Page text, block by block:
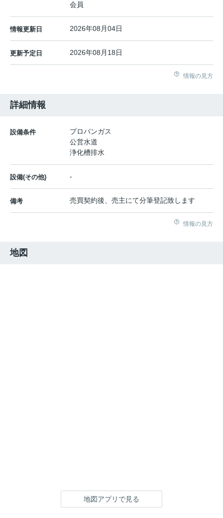
会員
情報更新日 2026年08月04日
更新予定日 2026年08月18日
情報の見方
詳細情報
設備条件
プロパンガス
公営水道
浄化槽排水
設備(その他) -
備考 売買契約後、売主にて分筆登記致します
情報の見方
地図
地図アプリで見る